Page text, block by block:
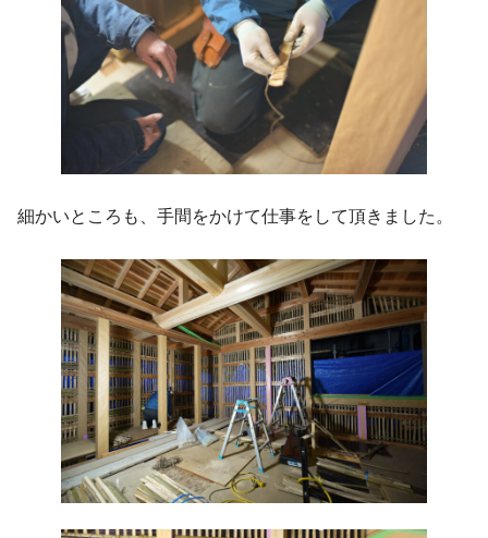
細かいところも、手間をかけて仕事をして頂きました。